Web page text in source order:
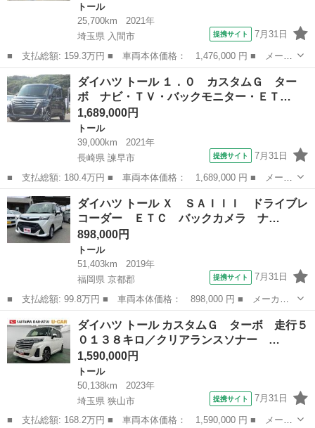
トール
25,700km
2021年
埼玉県 入間市
提携サイト 7月31日
■ 支払総額: 159.3万円 ■ 車両本体価格： 1,476,000 円 ■ メーカ
ー名： ダイハツ ■ 車種名： トール ■ グレード名： カスタム
Ｇ メモリーナビ フルセグＴＶ ドライブレコーダー 両側パワー
スライド...
埼玉 入間市 トール
ダイハツ トール １．０ カスタムＧ ター
ボ ナビ・ＴＶ・バックモニター・ＥＴ…
1,689,000円
トール
39,000km
2021年
長崎県 諫早市
提携サイト 7月31日
■ 支払総額: 180.4万円 ■ 車両本体価格： 1,689,000 円 ■ メーカ
ー名： ダイハツ ■ 車種名： トール ■ グレード名： １．０
カスタムＧ ターボ ナビ・ＴＶ・バックモニター・ＥＴＣ 衝突軽
減 両側...
長崎 諫早市 トール
ダイハツ トール Ｘ ＳＡＩＩＩ ドライブレ
コーダー ＥＴＣ バックカメラ ナ…
898,000円
トール
51,403km
2019年
福岡県 京都郡
提携サイト 7月31日
■ 支払総額: 99.8万円 ■ 車両本体価格： 898,000 円 ■ メーカー
名： ダイハツ ■ 車種名： トール ■ グレード名： Ｘ ＳＡＩ
ＩＩ ドライブレコーダー ＥＴＣ バックカメラ ナビ ＴＶ 両
側スライド・...
福岡 京都郡 トール
ダイハツ トール カスタムＧ ターボ 走行５
０１３８キロ／クリアランスソナー …
1,590,000円
トール
50,138km
2023年
埼玉県 狭山市
提携サイト 7月31日
■ 支払総額: 168.2万円 ■ 車両本体価格： 1,590,000 円 ■ メーカ